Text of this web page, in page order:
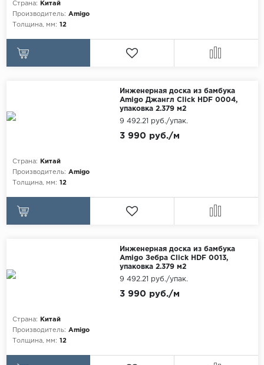
WoodStyle
Страна:
Китай
Производитель: Amigo
Толщина, мм: 12
Инженерная доска из бамбука
Amigo Джангл Click HDF 0004,
упаковка 2.379 м2
Страна:
Китай
Производитель: Amigo
Толщина, мм: 12
3 990 руб./м
9 492.21 руб./упак.
Инженерная доска из бамбука
Amigo Зебра Click HDF 0013,
упаковка 2.379 м2
Страна:
Китай
Производитель: Amigo
Толщина, мм: 12
3 990 руб./м
9 492.21 руб./упак.